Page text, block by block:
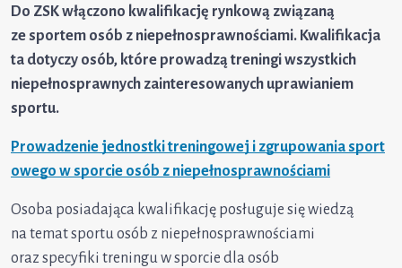
Do ZSK włączono kwalifikację rynkową związaną
ze sportem osób z niepełnosprawnościami. Kwalifikacja
ta dotyczy osób, które prowadzą treningi wszystkich
niepełnosprawnych zainteresowanych uprawianiem
sportu.
Prowadzenie jednostki treningowej i zgrupowania sport
owego w sporcie osób z niepełnosprawnościami
Osoba posiadająca kwalifikację posługuje się wiedzą
na temat sportu osób z niepełnosprawnościami
oraz specyfiki treningu w sporcie dla osób